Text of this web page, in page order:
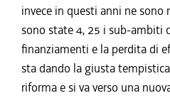
invece in questi anni ne sono
sono state 4, 25 i sub-ambiti
finanziamenti e la perdita di
sta dando la giusta
riforma e si va verso una